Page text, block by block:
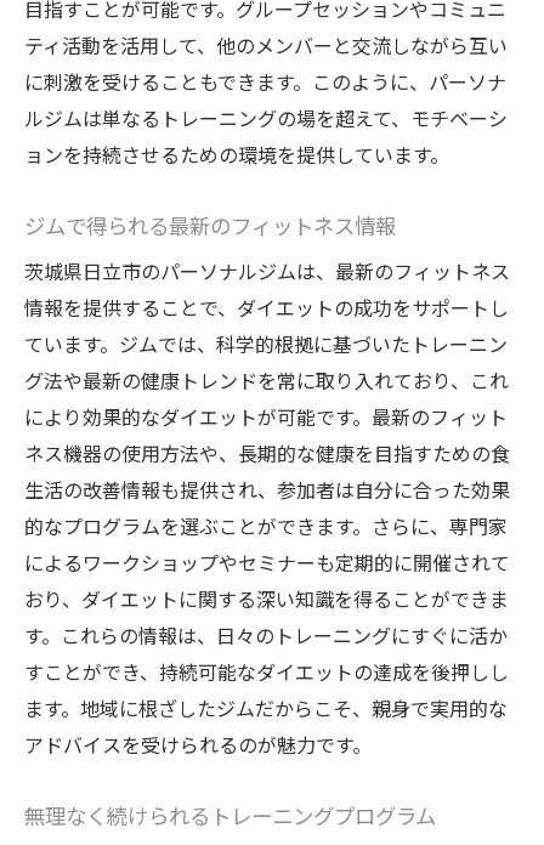
目指すことが可能です。グループセッションやコミュニ
ティ活動を活用して、他のメンバーと交流しながら互い
に刺激を受けることもできます。このように、パーソナ
ルジムは単なるトレーニングの場を超えて、モチベーシ
ョンを持続させるための環境を提供しています。
ジムで得られる最新のフィットネス情報
茨城県日立市のパーソナルジムは、最新のフィットネス
情報を提供することで、ダイエットの成功をサポートし
ています。ジムでは、科学的根拠に基づいたトレーニン
グ法や最新の健康トレンドを常に取り入れており、これ
により効果的なダイエットが可能です。最新のフィット
ネス機器の使用方法や、長期的な健康を目指すための食
生活の改善情報も提供され、参加者は自分に合った効果
的なプログラムを選ぶことができます。さらに、専門家
によるワークショップやセミナーも定期的に開催されて
おり、ダイエットに関する深い知識を得ることができま
す。これらの情報は、日々のトレーニングにすぐに活か
すことができ、持続可能なダイエットの達成を後押しし
ます。地域に根ざしたジムだからこそ、親身で実用的な
アドバイスを受けられるのが魅力です。
無理なく続けられるトレーニングプログラム